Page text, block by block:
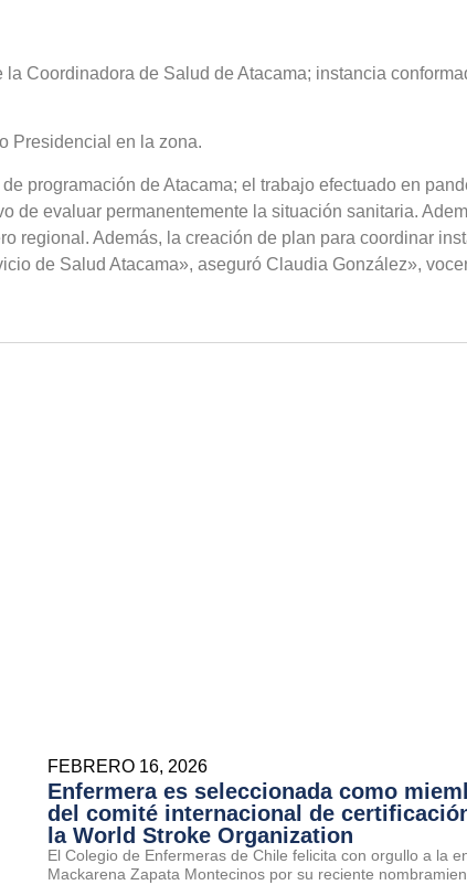
Coordinadora de Salud de Atacama; instancia
Presidencial en la zona.
programación de Atacama; el trabajo efectuado en
de evaluar permanentemente la situación sanitaria.
regional. Además, la creación de plan para coordinar
de Salud Atacama», aseguró Claudia González»,
FEBRERO 16, 2026
Enfermera es seleccionada como
del comité internacional de
la World Stroke Organization
El Colegio de Enfermeras de Chile felicita con orgullo a la
Mackarena Zapata Montecinos por su reciente